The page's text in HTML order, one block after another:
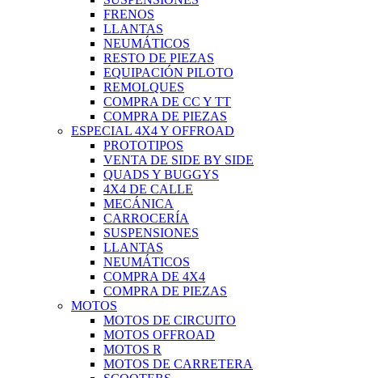
FRENOS
LLANTAS
NEUMÁTICOS
RESTO DE PIEZAS
EQUIPACIÓN PILOTO
REMOLQUES
COMPRA DE CC Y TT
COMPRA DE PIEZAS
ESPECIAL 4X4 Y OFFROAD
PROTOTIPOS
VENTA DE SIDE BY SIDE
QUADS Y BUGGYS
4X4 DE CALLE
MECÁNICA
CARROCERÍA
SUSPENSIONES
LLANTAS
NEUMÁTICOS
COMPRA DE 4X4
COMPRA DE PIEZAS
MOTOS
MOTOS DE CIRCUITO
MOTOS OFFROAD
MOTOS R
MOTOS DE CARRETERA